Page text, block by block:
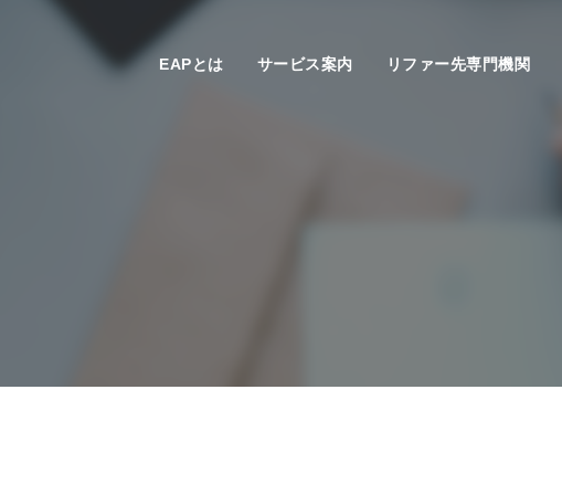
EAPとは サービス案内 リファー先専門機関